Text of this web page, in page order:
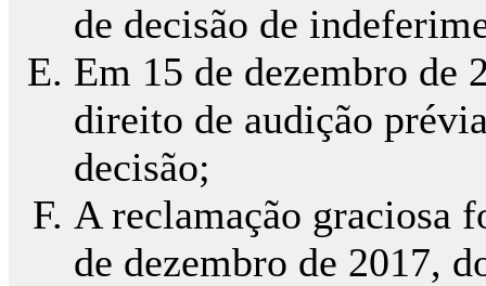
de decisão de
Em 15 de dezembro de
direito de audição
decisão;
A reclamação graciosa
de dezembro de 2017,